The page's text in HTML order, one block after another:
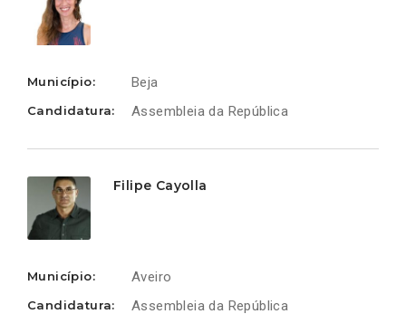
Município: Beja
Candidatura: Assembleia da República
Filipe Cayolla
Município: Aveiro
Candidatura: Assembleia da República